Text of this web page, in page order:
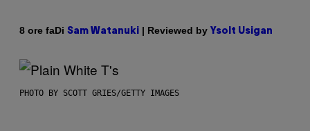
8 ore faDi Sam Watanuki | Reviewed by Ysolt Usigan
PHOTO BY SCOTT GRIES/GETTY IMAGES